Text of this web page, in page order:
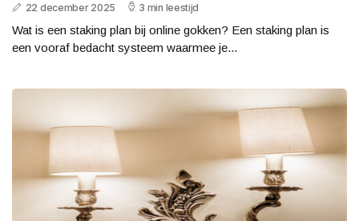
22 december 2025 3 min leestijd
Wat is een staking plan bij online gokken? Een staking plan is
een vooraf bedacht systeem waarmee je...